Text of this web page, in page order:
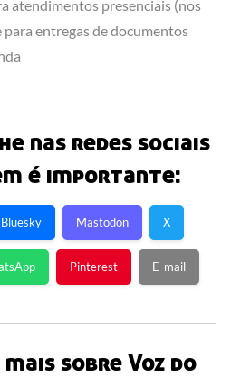
atendimentos presenciais (nos
para entregas de documentos
nas redes sociais
é importante:
Bluesky Mastodon X
Pinterest E-mail
sobre Voz do